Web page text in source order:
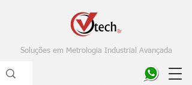
Soluções em Metrologia Industrial Avançada